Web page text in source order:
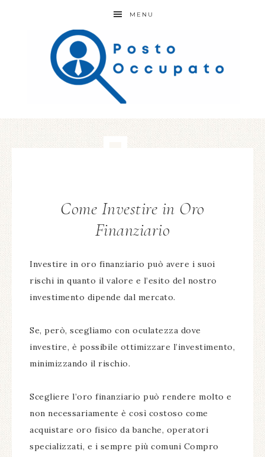
MENU
Come Investire in Oro
Finanziario
Investire in oro finanziario può avere i suoi
rischi in quanto il valore e l’esito del nostro
investimento dipende dal mercato.
Se, però, scegliamo con oculatezza dove
investire, è possibile ottimizzare l’investimento,
minimizzando il rischio.
Scegliere l’oro finanziario può rendere molto e
non necessariamente è così costoso come
acquistare oro fisico da banche, operatori
specializzati, e i sempre più comuni Compro